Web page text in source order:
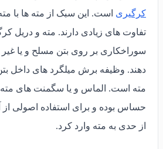
کرگیری
تفاوت های زیادی دارند. مته و دریل
سوراخکاری بر روی بتن مسلح و یا
دهند. وظیفه برش میلگرد های داخل
مته است. الماس و یا سگمنت های مته
حساس بوده و برای استفاده اصولی از
از حدی به مته وارد کرد.